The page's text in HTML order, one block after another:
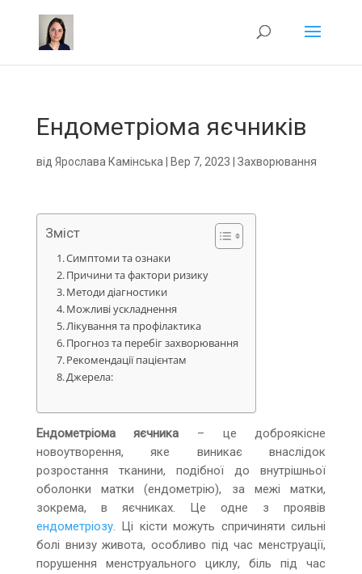
Ендометріома яєчників
від Ярослава Камінська Вер 7, 2023 Захворювання
Зміст
Симптоми та ознаки
Причини та фактори ризику
Методи діагностики
Можливі ускладнення
Лікування та профілактика
Прогноз та перебіг захворювання
Рекомендації пацієнтам
Джерела:
Ендометріома яєчника – це доброякісне
новоутворення, яке виникає внаслідок
розростання тканини, подібної до внутрішньої
оболонки матки (ендометрію), за межі матки,
зокрема, в яєчниках. Це одне з проявів
ендометріозу. Ці кісти можуть спричиняти сильні
болі внизу живота, особливо під час менструації,
порушення менструального циклу, біль під час